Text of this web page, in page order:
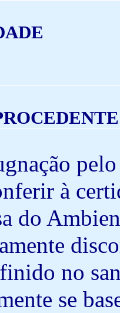
à
do
no
se